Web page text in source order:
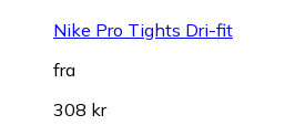
Nike Pro Tights Dri-fit
fra
308 kr